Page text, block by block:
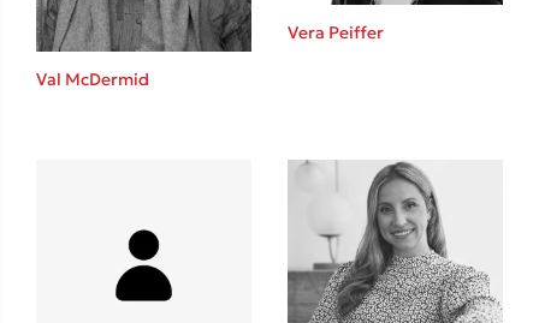
Καθρέφτης
Playlist
Val McDermid
Vera Peiffer